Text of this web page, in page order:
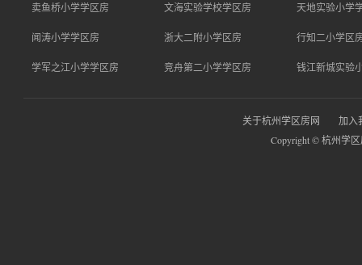
卖鱼桥小学学区房 文海实验学校学区房 天地实验小学
闻涛小学学区房 浙大二附小学区房 行知二小学区
学军之江小学学区房 竞舟第二小学学区房 钱江新城实验
关于杭州学区房网
加入
Copyright © 杭州学